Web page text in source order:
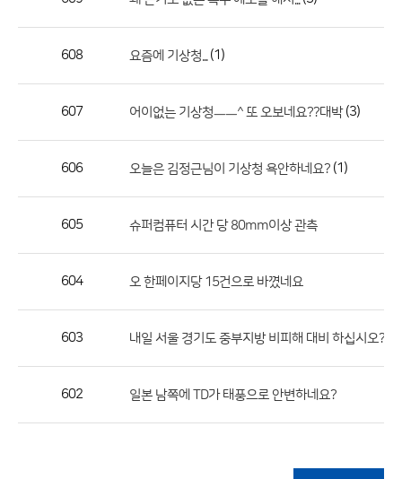
록
공
608 요즘에 기상청... (1)
607 어이없는 기상청ㅡㅡ^ 또 오보네요??대박(3)
606 오늘은 김정근님이 기상청 욕안하네요? (1)
605 슈퍼컴퓨터 시간 당 80mm이상 관측
604 오 한페이지당 15건으로 바꼈네요
603 내일 서울 경기도 중부지방 비피해 대비 하십시오?
602 일본 남쪽에 TD가 태풍으로 안변하네요?